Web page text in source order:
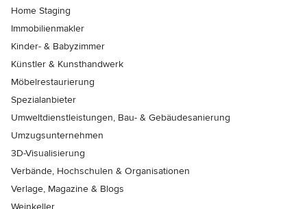
Home Staging
Immobilienmakler
Kinder- & Babyzimmer
Künstler & Kunsthandwerk
Möbelrestaurierung
Spezialanbieter
Umweltdienstleistungen, Bau- & Gebäudesanierung
Umzugsunternehmen
3D-Visualisierung
Verbände, Hochschulen & Organisationen
Verlage, Magazine & Blogs